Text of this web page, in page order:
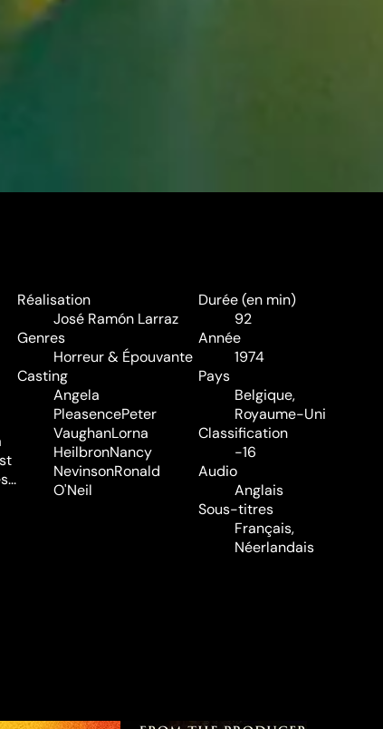
Réalisation
José Ramón Larraz
Genres
Horreur & Épouvante
Casting
Angela
PleasencePeter
VaughanLorna
HeilbronNancy
NevinsonRonald
O'Neil
Durée (en min)
92
Année
1974
Pays
Belgique,
Royaume-Uni
Classification
-16
Audio
Anglais
Sous-titres
Français,
Néerlandais